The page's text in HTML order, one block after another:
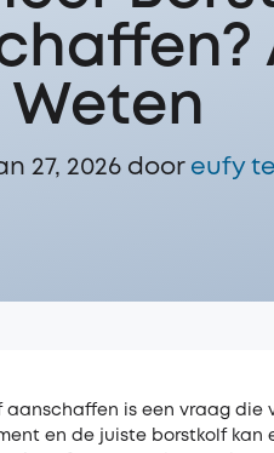
27, 2026 door‌ eufy
aanschaffen is een vraag die
en de juiste borstkolf kan